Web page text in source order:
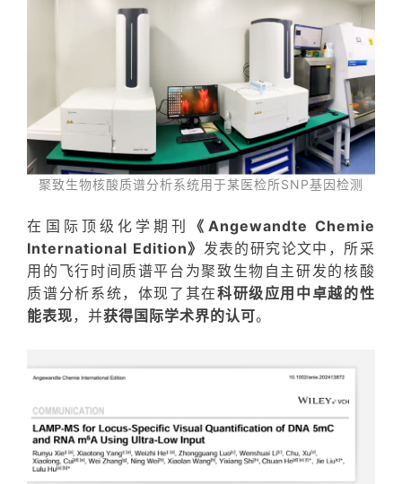
聚致生物核酸质谱分析系统用于某医检所SNP基因检测
在国际顶级化学期刊
《Angewandte Chemie
International Edition》 发表的研究论文中，所采
用的飞行时间质谱平台为聚致生物自主研发的核酸
质谱分析系统，体现了其在科研级应用中卓越的性
能表现，并获得国际学术界的认可。